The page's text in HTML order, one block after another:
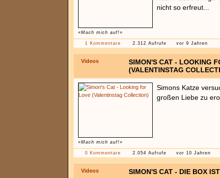
«Mach mich auf!»
nicht so erfreut...
1 Kommentare 2.312 Aufrufe vor 9 Jahren
Videos
SIMON'S CAT - LOOKING
(VALENTINSTAG
«Mach mich auf!»
Simons Katze
großen Liebe zu
0 Kommentare 2.054 Aufrufe vor 10 Jahren
Videos SIMON'S CAT - DIE BOX